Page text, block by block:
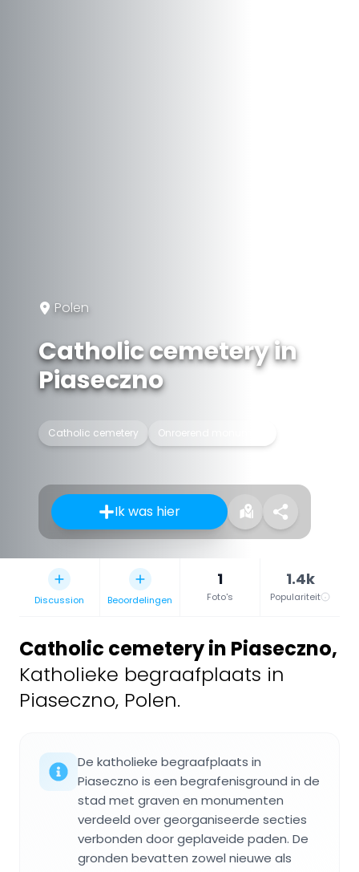
Polen
Catholic cemetery in
Piaseczno
Catholic cemetery Onroerend monument
Ik was hier
Discussion Beoordelingen
1
Foto's
1.4k
Populariteit
Catholic cemetery in Piaseczno,
Katholieke begraafplaats in
Piaseczno, Polen.
De katholieke begraafplaats in
Piaseczno is een begrafenisground in de
stad met graven en monumenten
verdeeld over georganiseerde secties
verbonden door geplaveide paden. De
gronden bevatten zowel nieuwe als